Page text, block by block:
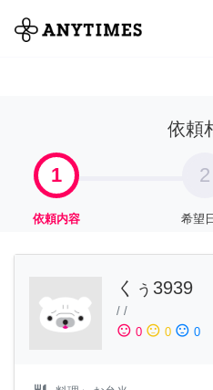
全て
依頼
1
依頼内容
2
希望
くぅ3939
/ /
sentiment_satisfied 0 sentiment_neutral 0 sentiment_dissatisfied 0